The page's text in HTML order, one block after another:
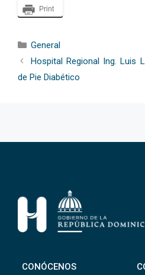
Print
Categorías
General
Hospital Regional Ing. Luis
de Pie Diabético
CONÓCENOS